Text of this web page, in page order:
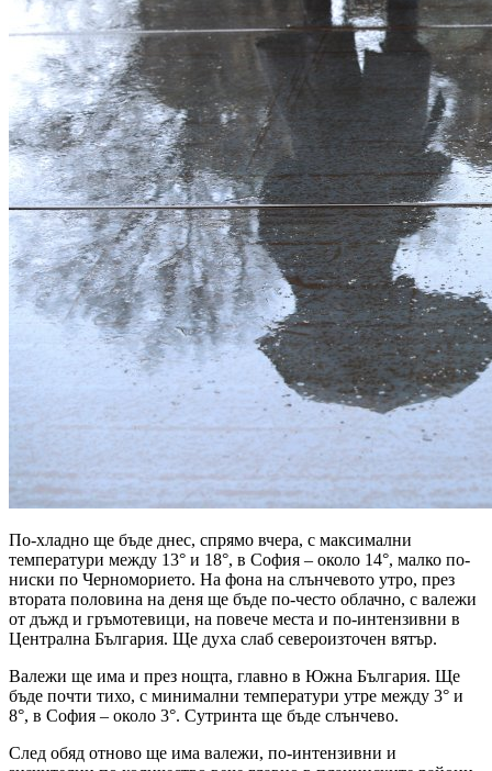
По-хладно ще бъде днес, спрямо вчера, с максимални
температури между 13° и 18°, в София – около 14°, малко по-
ниски по Черноморието. На фона на слънчевото утро, през
втората половина на деня ще бъде по-често облачно, с валежи
от дъжд и гръмотевици, на повече места и по-интензивни в
Централна България. Ще духа слаб североизточен вятър.
Валежи ще има и през нощта, главно в Южна България. Ще
бъде почти тихо, с минимални температури утре между 3° и
8°, в София – около 3°. Сутринта ще бъде слънчево.
След обяд отново ще има валежи, по-интензивни и